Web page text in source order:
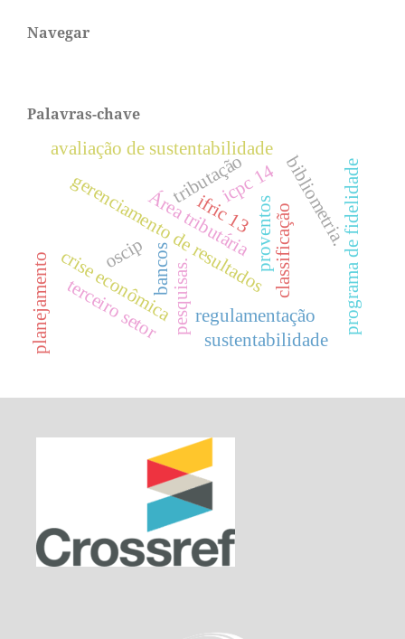
Navegar
Palavras-chave
classificação
Área tributária
tributação
gerenciamento de resultados
avaliação de sustentabilidade
bibliometria.
bancos
crise econômica regulamentação
pesquisas.
terceiro setor
oscip
sustentabilidade
ifric 13 programa de fidelidade
planejamento
icpc 14
proventos